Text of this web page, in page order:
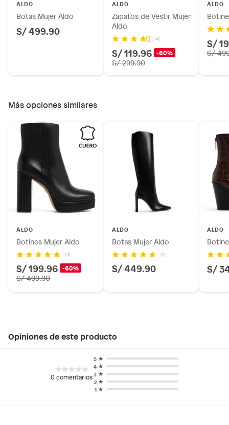
ALDO
Botas Mujer Aldo
S/ 499.90
ALDO
Zapatos de Vestir Mujer
Aldo
(4)
S/ 119.96 -60%
S/ 299.90
ALDO
S/
S/
Más opciones similares
ALDO
Botines Mujer Aldo
(9)
S/ 199.96 -60%
S/ 499.90
ALDO
Botas Mujer Aldo
(1)
S/ 449.90
ALDO
S/
Opiniones de este producto
0comentarios
1
2
3
4
5